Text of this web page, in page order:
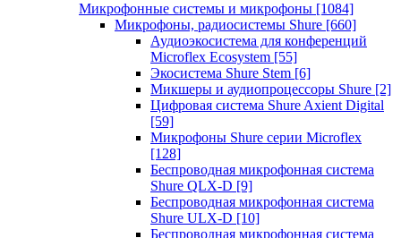
Микрофонные системы и микрофоны [1084]
Микрофоны, радиосистемы Shure [660]
Аудиоэкосистема для конференций
Microflex Ecosystem [55]
Экосистема Shure Stem [6]
Микшеры и аудиопроцессоры Shure [2]
Цифровая система Shure Axient Digital
[59]
Микрофоны Shure серии Microflex
[128]
Беспроводная микрофонная система
Shure QLX-D [9]
Беспроводная микрофонная система
Shure ULX-D [10]
Беспроводная микрофонная система